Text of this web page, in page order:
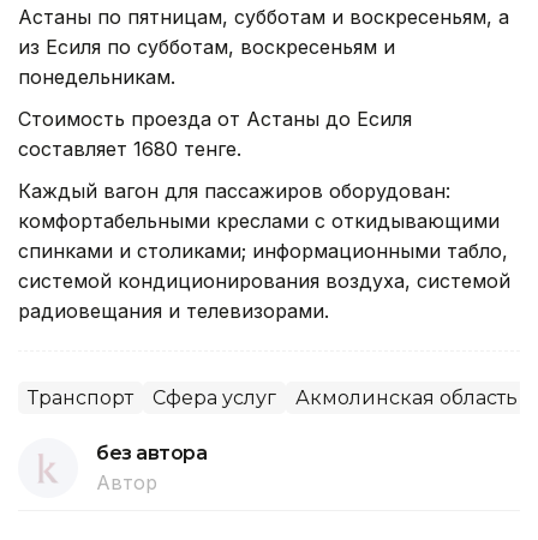
Астаны по пятницам, субботам и воскресеньям, а
из Есиля по субботам, воскресеньям и
понедельникам.
Стоимость проезда от Астаны до Есиля
составляет 1680 тенге.
Каждый вагон для пассажиров оборудован:
комфортабельными креслами с откидывающими
спинками и столиками; информационными табло,
системой кондиционирования воздуха, системой
радиовещания и телевизорами.
Транспорт Сфера услуг Акмолинская область
без автора
Автор